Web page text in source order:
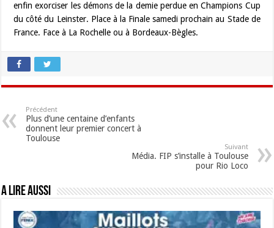
enfin exorciser les démons de la demie perdue en Champions Cup
du côté du Leinster. Place à la Finale samedi prochain au Stade de
France. Face à La Rochelle ou à Bordeaux-Bègles.
Précédent
Plus d’une centaine d’enfants
donnent leur premier concert à
Toulouse
Suivant
Média. FIP s’installe à Toulouse
pour Rio Loco
A lire aussi